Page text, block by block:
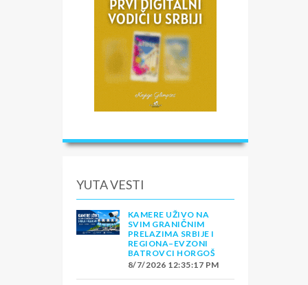
YUTA VESTI
KAMERE UŽIVO NA
SVIM GRANIČNIM
PRELAZIMA SRBIJE I
REGIONA–EVZONI
BATROVCI HORGOŠ
8/7/2026 12:35:17 PM